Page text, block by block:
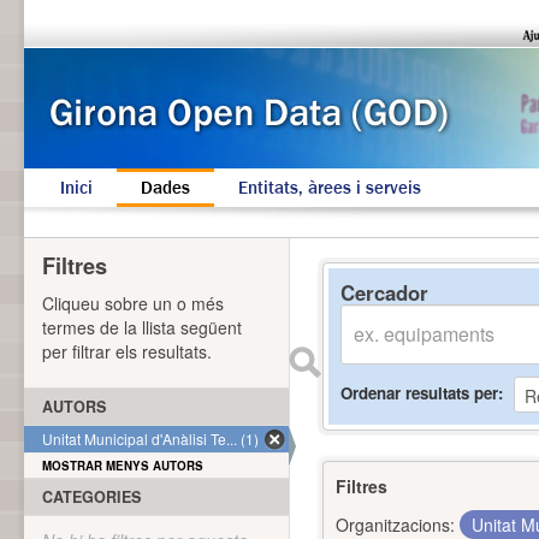
Inici Dades Entitats, àrees i serveis
Cercador
Ordenar resultats per
Filtres
Organitzacions:
Unitat
Filtres
Cliqueu sobre un o més
termes de la llista següent
per filtrar els resultats.
AUTORS
Unitat Municipal d'Anàlisi Te... (1)
MOSTRAR MENYS AUTORS
CATEGORIES